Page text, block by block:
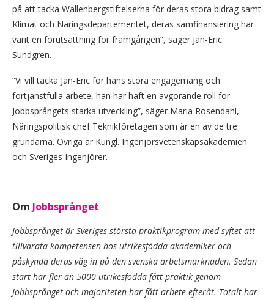
på att tacka Wallenbergstiftelserna för deras stora bidrag samt
Klimat och Näringsdepartementet, deras samfinansiering har
varit en förutsättning för framgången”, säger Jan-Eric
Sundgren.
”Vi vill tacka Jan-Eric för hans stora engagemang och
förtjänstfulla arbete, han har haft en avgörande roll för
Jobbsprångets starka utveckling”, säger Maria Rosendahl,
Näringspolitisk chef Teknikföretagen som är en av de tre
grundarna. Övriga är Kungl. Ingenjörsvetenskapsakademien
och Sveriges Ingenjörer.
Om Jobbsprånget
Jobbsprånget är Sveriges största praktikprogram med syftet att
tillvarata kompetensen hos utrikesfödda akademiker och
påskynda deras väg in på den svenska arbetsmarknaden. Sedan
start har fler än 5000 utrikesfödda fått praktik genom
Jobbsprånget och majoriteten har fått arbete efteråt. Totalt har